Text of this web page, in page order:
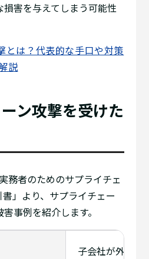
害を与えてしまう可能性
とは？代表的な手口や対策
説
ン攻撃を受けた
務者のためのサプライチェ
」より、サプライチェー
事例を紹介します。
子会社が外部企